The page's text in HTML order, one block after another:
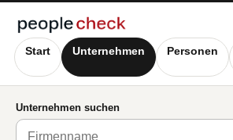
Start Unternehmen Personen
Unternehmen suchen